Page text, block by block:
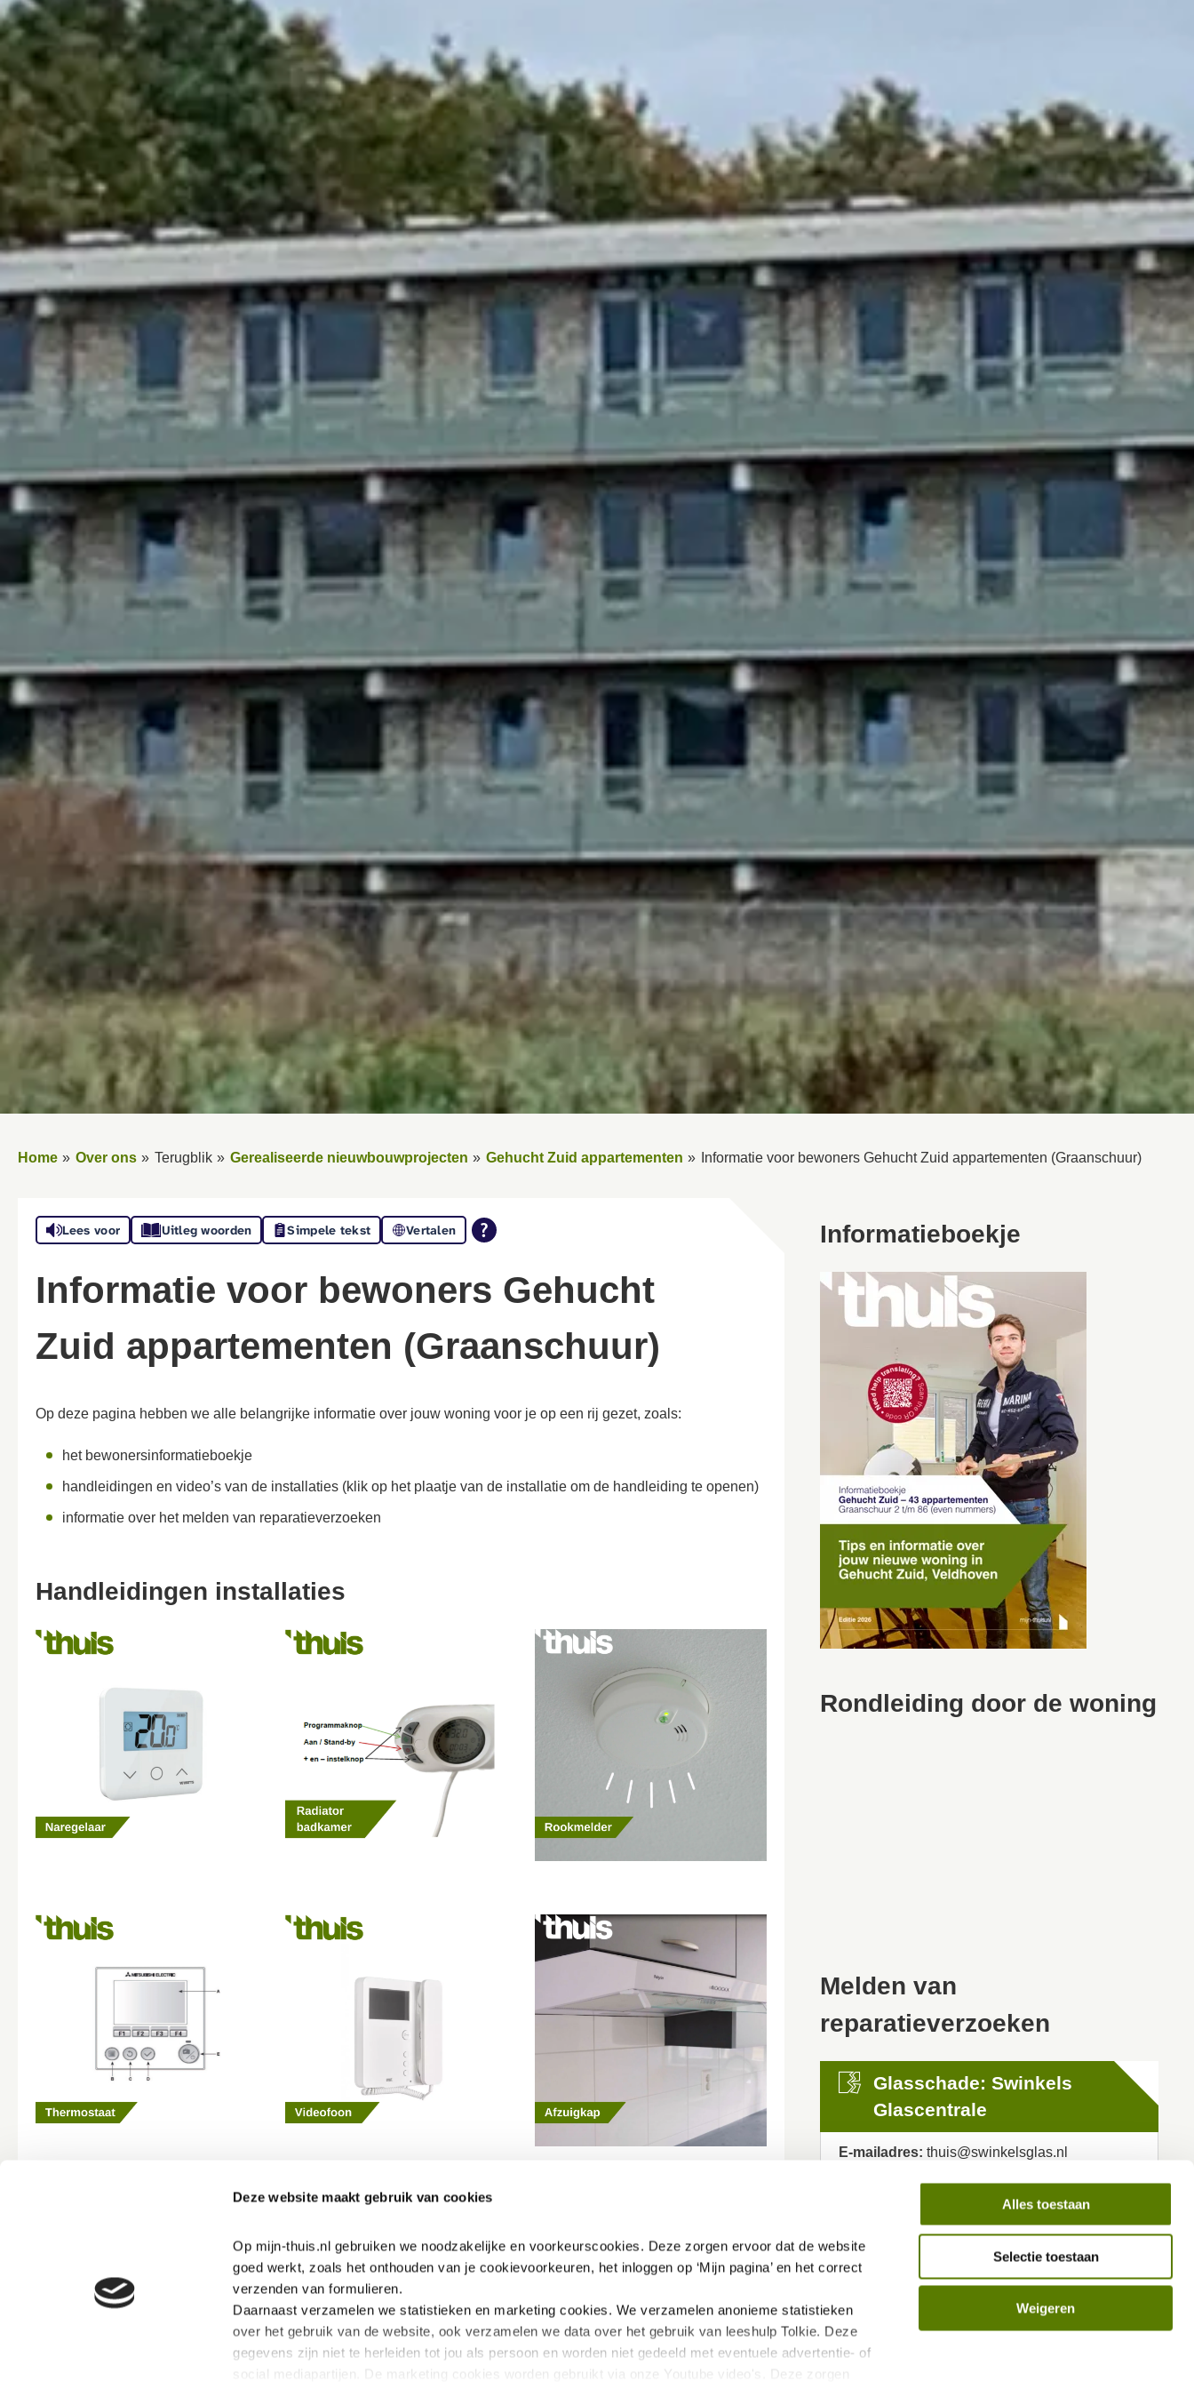
Deze website maakt gebruik van cookies
Op mijn-thuis.nl gebruiken we noodzakelijke en voorkeurscookies. Deze zorgen ervoor dat de website
goed werkt, zoals het onthouden van je cookievoorkeuren, het inloggen op ‘Mijn pagina’ en het correct
verzenden van formulieren.
Daarnaast verzamelen we statistieken en marketing cookies. We verzamelen anonieme statistieken
over het gebruik van de website, ook verzamelen we data over het gebruik van leeshulp Tolkie. Deze
gegevens zijn niet te herleiden tot jou als persoon en worden niet gedeeld met eventuele advertentie- of
social mediapartijen. De marketing cookies worden gebruikt via onze Youtube video's. Deze zorgen
Alles toestaan
Selectie toestaan
Weigeren
Home Over ons Terugblik Gerealiseerde nieuwbouwprojecten Gehucht Zuid appartementen Informatie voor bewoners Gehucht Zuid appartementen (Graanschuur)
Lees voor Uitleg woorden Simpele tekst Vertalen
Informatie voor bewoners Gehucht
Zuid appartementen (Graanschuur)
Op deze pagina hebben we alle belangrijke informatie over jouw woning voor je op een rij gezet, zoals:
het bewonersinformatieboekje
handleidingen en video’s van de installaties (klik op het plaatje van de installatie om de handleiding te openen)
informatie over het melden van reparatieverzoeken
Handleidingen installaties
Informatieboekje
Rondleiding door de woning
Melden van
reparatieverzoeken
Glasschade: Swinkels
Glascentrale
E-mailadres: thuis@swinkelsglas.nl
E-mailadres:
Telefoonnummer: